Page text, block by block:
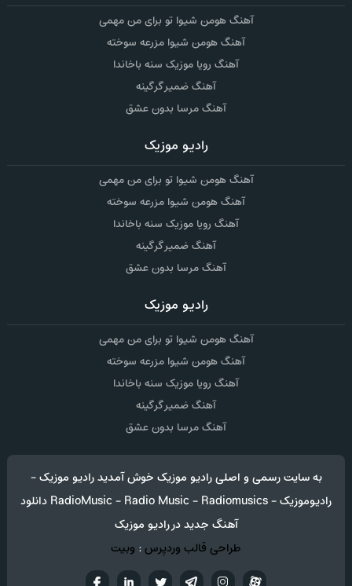
آهنگ هومن شیوا تو برای من مهمی
آهنگ هومن شیوا مزرعه سوخته
آهنگ رویا موزیک سنه باخاندا
آهنگ ضمیر گرگینه
آهنگ مرسا بدون عشق
رادیو موزیک
آهنگ هومن شیوا تو برای من مهمی
آهنگ هومن شیوا مزرعه سوخته
آهنگ رویا موزیک سنه باخاندا
آهنگ ضمیر گرگینه
آهنگ مرسا بدون عشق
رادیو موزیک
آهنگ هومن شیوا تو برای من مهمی
آهنگ هومن شیوا مزرعه سوخته
آهنگ رویا موزیک سنه باخاندا
آهنگ ضمیر گرگینه
آهنگ مرسا بدون عشق
به سایت رسمی و اصلی رادیو موزیک خوش آمدید رادیو موزیک -
رادیوموزیک - RadioMusic - Radio Music - Radiomusics دانلود
آهنگ جدید در رادیو موزیک
طراحی قالب وردپرس: وبیت
تويترتلگراماینستاگرام آپارات